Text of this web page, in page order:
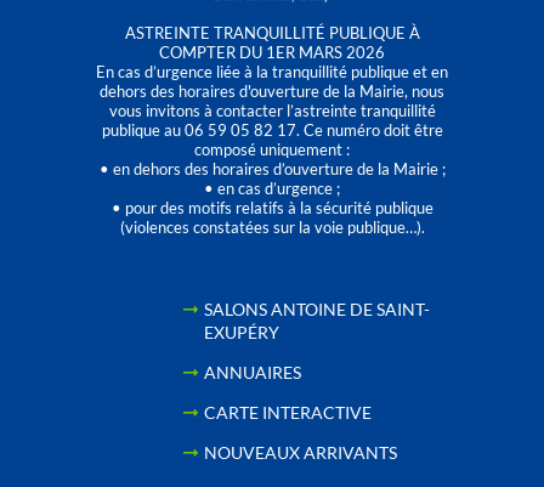
ASTREINTE TRANQUILLITÉ PUBLIQUE À
COMPTER DU 1ER MARS 2026
En cas d’urgence liée à la tranquillité publique et en
dehors des horaires d'ouverture de la Mairie, nous
vous invitons à contacter l’astreinte tranquillité
publique au 06 59 05 82 17. Ce numéro doit être
composé uniquement :
• en dehors des horaires d’ouverture de la Mairie ;
• en cas d’urgence ;
• pour des motifs relatifs à la sécurité publique
(violences constatées sur la voie publique…).
SALONS ANTOINE DE SAINT-
EXUPÉRY
ANNUAIRES
CARTE INTERACTIVE
NOUVEAUX ARRIVANTS